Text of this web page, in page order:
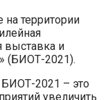
территории
выставка и
(БИОТ-2021).
2021 – это
увеличить